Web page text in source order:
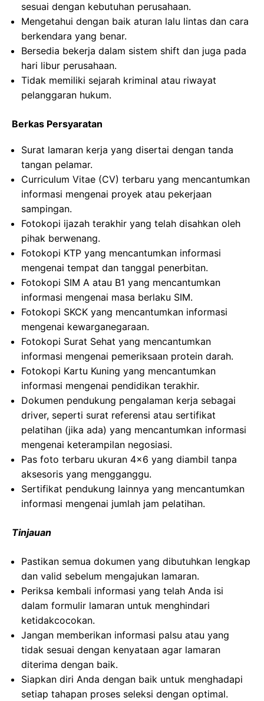
sesuai dengan kebutuhan perusahaan.
Mengetahui dengan baik aturan lalu lintas dan cara
berkendara yang benar.
Bersedia bekerja dalam sistem shift dan juga pada
hari libur perusahaan.
Tidak memiliki sejarah kriminal atau riwayat
pelanggaran hukum.
Berkas Persyaratan
Surat lamaran kerja yang disertai dengan tanda
tangan pelamar.
Curriculum Vitae (CV) terbaru yang mencantumkan
informasi mengenai proyek atau pekerjaan
sampingan.
Fotokopi ijazah terakhir yang telah disahkan oleh
pihak berwenang.
Fotokopi KTP yang mencantumkan informasi
mengenai tempat dan tanggal penerbitan.
Fotokopi SIM A atau B1 yang mencantumkan
informasi mengenai masa berlaku SIM.
Fotokopi SKCK yang mencantumkan informasi
mengenai kewarganegaraan.
Fotokopi Surat Sehat yang mencantumkan
informasi mengenai pemeriksaan protein darah.
Fotokopi Kartu Kuning yang mencantumkan
informasi mengenai pendidikan terakhir.
Dokumen pendukung pengalaman kerja sebagai
driver, seperti surat referensi atau sertifikat
pelatihan (jika ada) yang mencantumkan informasi
mengenai keterampilan negosiasi.
Pas foto terbaru ukuran 4×6 yang diambil tanpa
aksesoris yang mengganggu.
Sertifikat pendukung lainnya yang mencantumkan
informasi mengenai jumlah jam pelatihan.
Tinjauan
Pastikan semua dokumen yang dibutuhkan lengkap
dan valid sebelum mengajukan lamaran.
Periksa kembali informasi yang telah Anda isi
dalam formulir lamaran untuk menghindari
ketidakcocokan.
Jangan memberikan informasi palsu atau yang
tidak sesuai dengan kenyataan agar lamaran
diterima dengan baik.
Siapkan diri Anda dengan baik untuk menghadapi
setiap tahapan proses seleksi dengan optimal.